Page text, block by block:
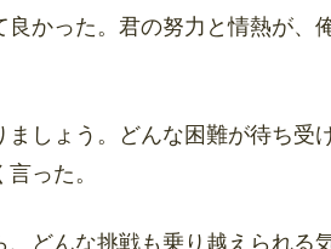
良かった。君の努力と情熱が
ましょう。どんな困難が待ち
った。
、どんな挑戦も乗り越えられる